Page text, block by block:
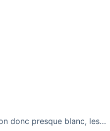
donc presque blanc, les…